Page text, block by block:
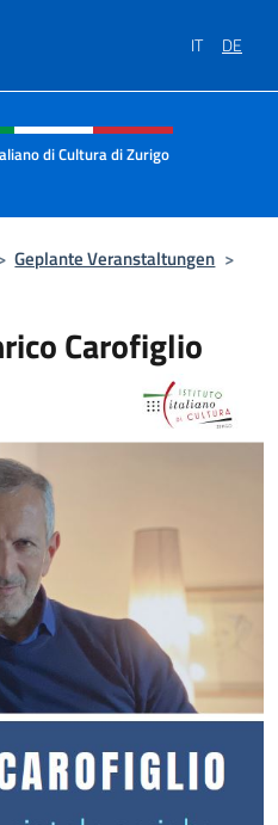
IT DE
und Menü
di Cultura di Zurigo
Geplante Veranstaltungen >
Carofiglio